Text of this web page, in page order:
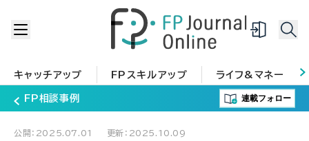
キャッチアップ FPスキルアップ ライフ&マネー
FP相談事例 連載フォロー
公開：2025.07.01 更新：2025.10.09